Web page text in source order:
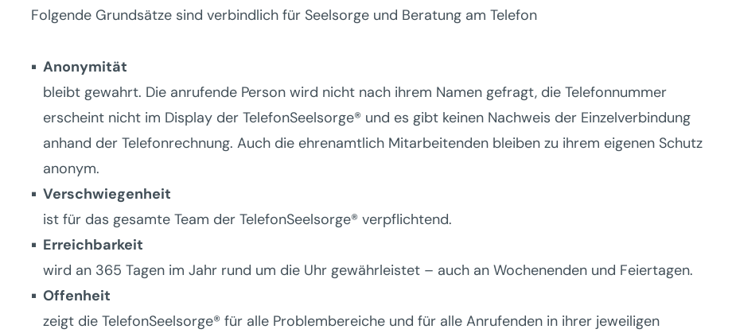
Folgende Grundsätze sind verbindlich für Seelsorge und Beratung am Telefon
Anonymität
bleibt gewahrt. Die anrufende Person wird nicht nach ihrem Namen gefragt, die Telefonnummer
erscheint nicht im Display der TelefonSeelsorge® und es gibt keinen Nachweis der Einzelverbindung
anhand der Telefonrechnung. Auch die ehrenamtlich Mitarbeitenden bleiben zu ihrem eigenen Schutz
anonym.
Verschwiegenheit
ist für das gesamte Team der TelefonSeelsorge® verpflichtend.
Erreichbarkeit
wird an 365 Tagen im Jahr rund um die Uhr gewährleistet – auch an Wochenenden und Feiertagen.
Offenheit
zeigt die TelefonSeelsorge® für alle Problembereiche und für alle Anrufenden in ihrer jeweiligen